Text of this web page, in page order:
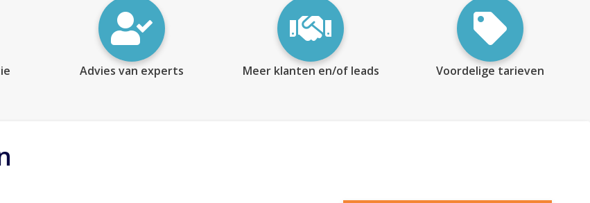
Advies van experts Meer klanten en/of leads Voordelige tarieven